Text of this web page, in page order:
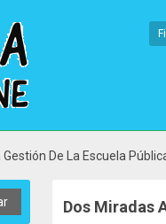
De La Escuela
Dos Miradas